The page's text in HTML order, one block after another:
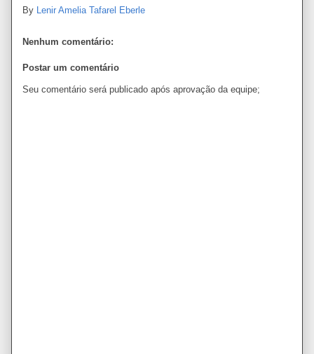
By Lenir Amelia Tafarel Eberle
Nenhum comentário:
Postar um comentário
Seu comentário será publicado após aprovação da equipe;